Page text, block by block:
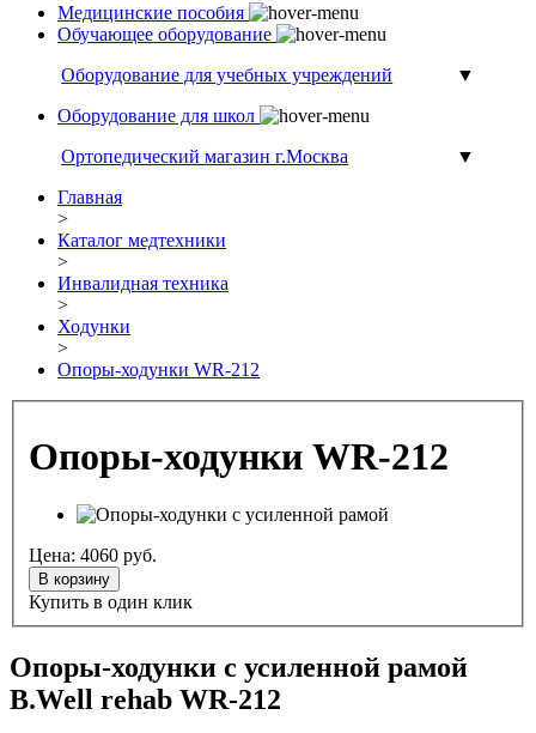
Медицинские пособия
Обучающее оборудование
Оборудование для учебных учреждений
▼
Оборудование для школ
Ортопедический магазин г.Москва
▼
Главная
>
Каталог медтехники
>
Инвалидная техника
>
Ходунки
>
Опоры-ходунки WR-212
Опоры-ходунки WR-212
Цена: 4060 руб.
В корзину
Купить в один клик
Опоры-ходунки с усиленной рамой
B.Well rehab WR-212